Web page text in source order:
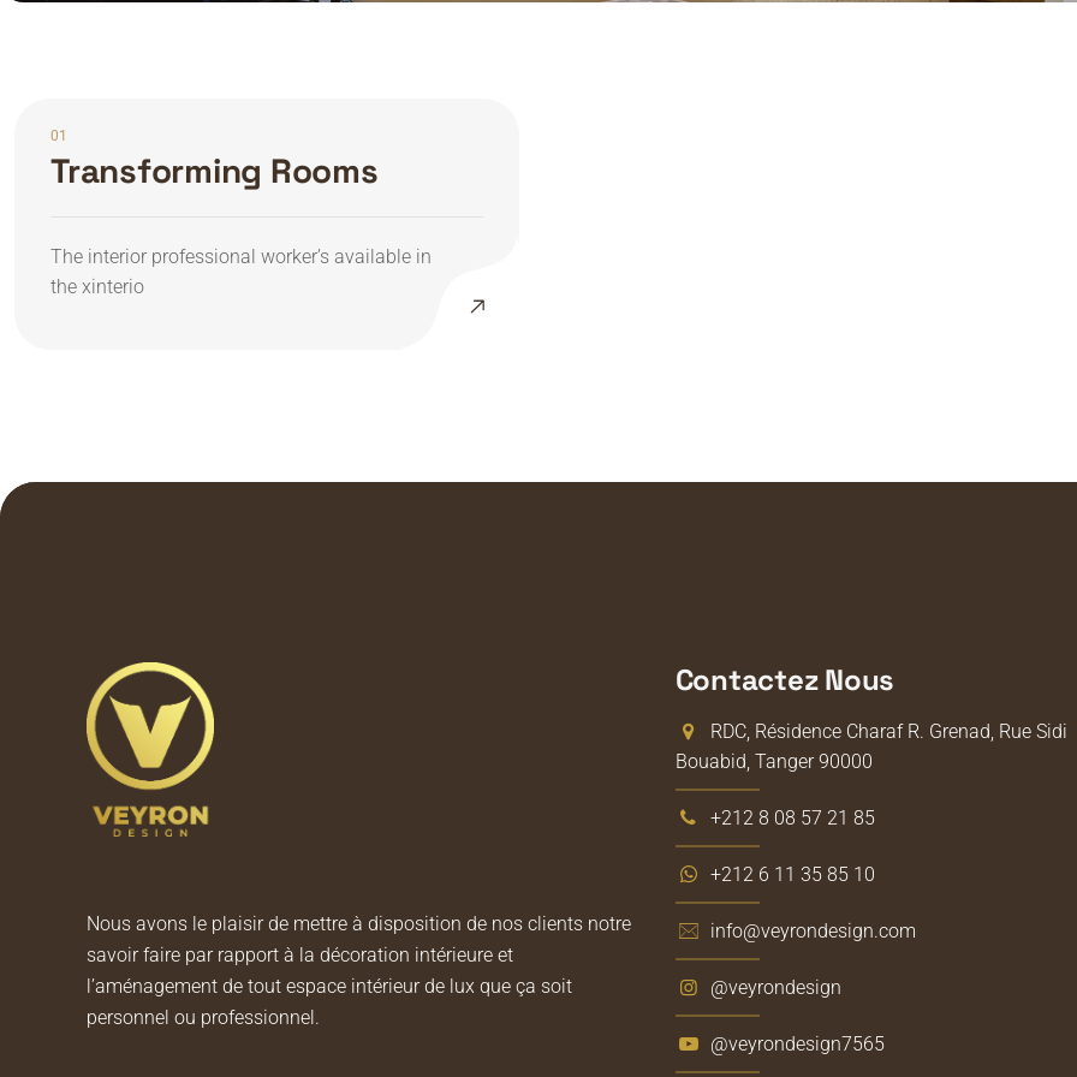
01
Transforming Rooms
The interior professional worker’s available in
the xinterio
Nous avons le plaisir de mettre à disposition de nos clients notre
savoir faire par rapport à la décoration intérieure et
l’aménagement de tout espace intérieur de lux que ça soit
personnel ou professionnel.
Contactez Nous
RDC, Résidence Charaf R. Grenad, Rue Sidi
Bouabid, Tanger 90000
+212 8 08 57 21 85
+212 6 11 35 85 10
info@veyrondesign.com
@veyrondesign
@veyrondesign7565